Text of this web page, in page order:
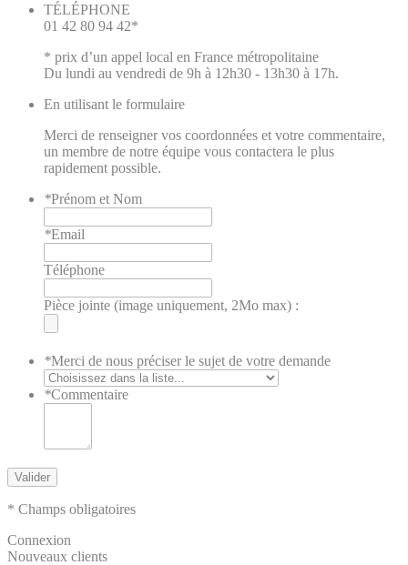
TÉLÉPHONE
01 42 80 94 42*
* prix d’un appel local en France métropolitaine
Du lundi au vendredi de 9h à 12h30 - 13h30 à 17h.
En utilisant le formulaire
Merci de renseigner vos coordonnées et votre commentaire,
un membre de notre équipe vous contactera le plus
rapidement possible.
*Prénom et Nom
*Email
Téléphone
Pièce jointe (image uniquement, 2Mo max) :
*Merci de nous préciser le sujet de votre demande
*Commentaire
Valider
* Champs obligatoires
Connexion
Nouveaux clients